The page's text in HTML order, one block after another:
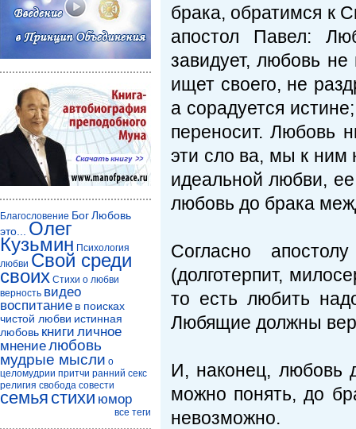
брака, обратимся к
апостол Павел:
завидует, любовь не
ищет своего, не
а сорадуется
переносит. Любовь
эти сло ва, мы к ним
идеальной любви,
любовь до брака
Согласно
(долготерпит,
то есть любить
Любящие должны
И, наконец, любовь
можно понять, до
невозможно.
Благословение БогЛюбовь
это...
Олег
Кузьмин Психология
любви Свой среди
своих Стихи о любви
верность видео
воспитание в поисках
чистой любви истинная
любовь книги личное
мнениелюбовь
мудрые мысли о
целомудрии притчи ранний секс
религия свобода совести
семья стихи юмор
все теги